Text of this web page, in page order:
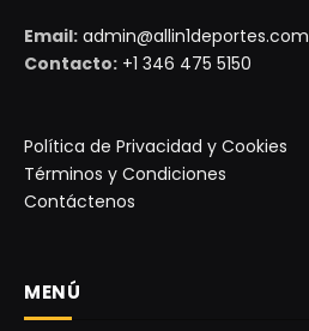
Email: admin@allin1deportes.com
Contacto: +1 346 475 5150
Política de Privacidad y Cookies
Términos y Condiciones
Contáctenos
MENÚ